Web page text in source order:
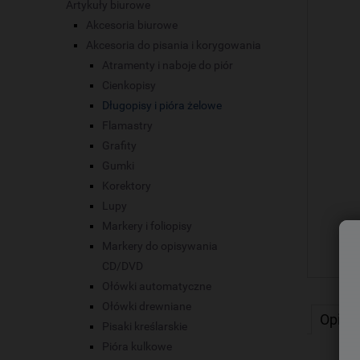
Artykuły biurowe
Akcesoria biurowe
Akcesoria do pisania i korygowania
Atramenty i naboje do piór
Cienkopisy
Długopisy i pióra żelowe
Flamastry
Grafity
Gumki
Korektory
Lupy
Markery i foliopisy
Markery do opisywania
CD/DVD
Ołówki automatyczne
Ołówki drewniane
Pisaki kreślarskie
Pióra kulkowe
Opis